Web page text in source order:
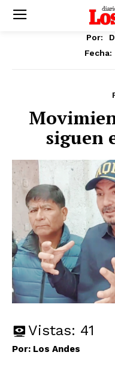
Por:
Fecha:
siguen
Vistas: 41
Por: Los Andes